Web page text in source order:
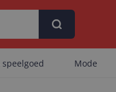
Mode